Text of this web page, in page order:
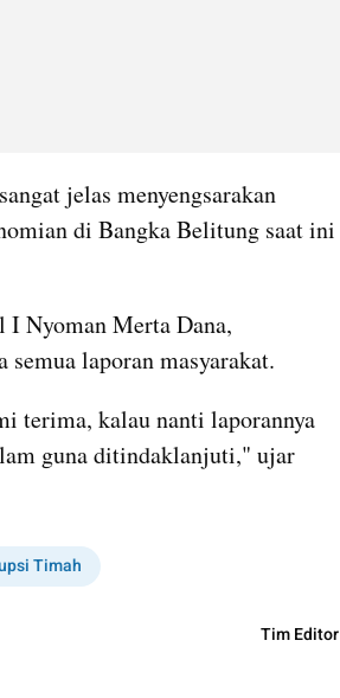
jelas menyengsarakan
di Bangka Belitung saat ini
Nyoman Merta Dana,
laporan masyarakat.
terima, kalau nanti laporannya
guna ditindaklanjuti," ujar
Timah
Tim Editor